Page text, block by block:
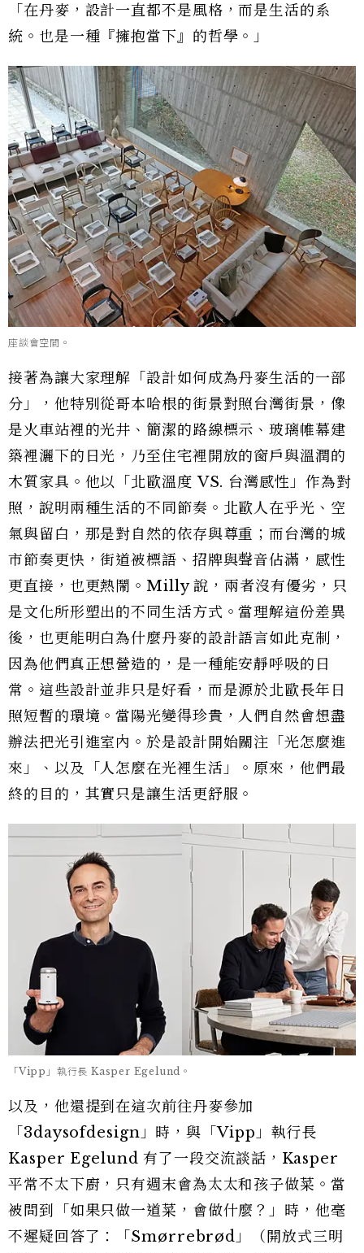
「在丹麥，設計一直都不是風格，而是生活的系
統。也是一種『擁抱當下』的哲學。」
座談會空間。
接著為讓大家理解「設計如何成為丹麥生活的一部
分」，他特別從哥本哈根的街景對照台灣街景，像
是火車站裡的光井、簡潔的路線標示、玻璃帷幕建
築裡灑下的日光，乃至住宅裡開放的窗戶與溫潤的
木質家具。他以「北歐溫度 VS. 台灣感性」作為對
照，說明兩種生活的不同節奏。北歐人在乎光、空
氣與留白，那是對自然的依存與尊重；而台灣的城
市節奏更快，街道被標語、招牌與聲音佔滿，感性
更直接，也更熱鬧。Milly 說，兩者沒有優劣，只
是文化所形塑出的不同生活方式。當理解這份差異
後，也更能明白為什麼丹麥的設計語言如此克制，
因為他們真正想營造的，是一種能安靜呼吸的日
常。這些設計並非只是好看，而是源於北歐長年日
照短暫的環境。當陽光變得珍貴，人們自然會想盡
辦法把光引進室內。於是設計開始關注「光怎麼進
來」、以及「人怎麼在光裡生活」。原來，他們最
終的目的，其實只是讓生活更舒服。
「Vipp」執行長 Kasper Egelund。
以及，他還提到在這次前往丹麥參加
「3daysofdesign」時，與「Vipp」執行長
Kasper Egelund 有了一段交流談話，Kasper
平常不太下廚，只有週末會為太太和孩子做菜。當
被問到「如果只做一道菜，會做什麼？」時，他毫
不遲疑回答了：「Smørrebrød」（開放式三明